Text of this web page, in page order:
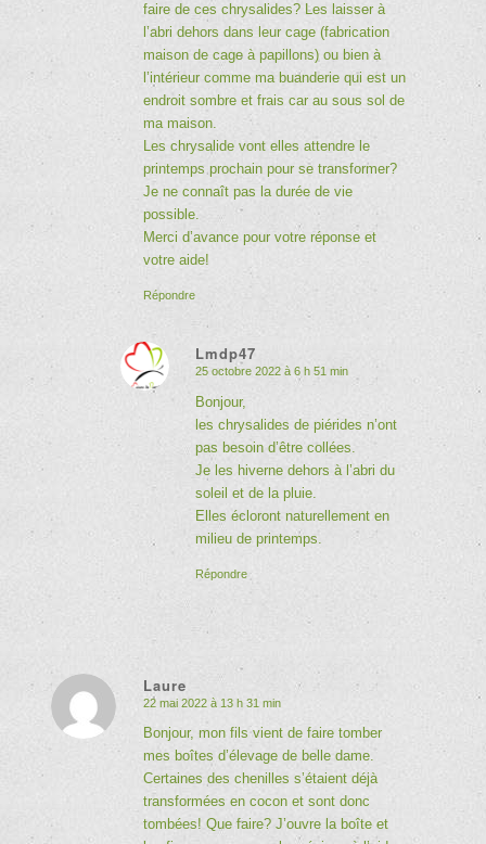
faire de ces chrysalides? Les laisser à
l’abri dehors dans leur cage (fabrication
maison de cage à papillons) ou bien à
l’intérieur comme ma buanderie qui est un
endroit sombre et frais car au sous sol de
ma maison.
Les chrysalide vont elles attendre le
printemps prochain pour se transformer?
Je ne connaît pas la durée de vie
possible.
Merci d’avance pour votre réponse et
votre aide!
Répondre
Lmdp47
dit
25 octobre 2022 à 6 h 51 min
Bonjour,
les chrysalides de piérides n’ont
pas besoin d’être collées.
Je les hiverne dehors à l’abri du
soleil et de la pluie.
Elles écloront naturellement en
milieu de printemps.
Répondre
Laure
dit
:
22 mai 2022 à 13 h 31 min
Bonjour, mon fils vient de faire tomber
mes boîtes d’élevage de belle dame.
Certaines des chenilles s’étaient déjà
transformées en cocon et sont donc
tombées! Que faire? J’ouvre la boîte et